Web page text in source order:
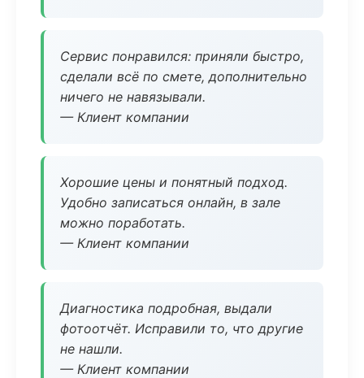
Сервис понравился: приняли быстро,
сделали всё по смете, дополнительно
ничего не навязывали.
— Клиент компании
Хорошие цены и понятный подход.
Удобно записаться онлайн, в зале
можно поработать.
— Клиент компании
Диагностика подробная, выдали
фотоотчёт. Исправили то, что другие
не нашли.
— Клиент компании